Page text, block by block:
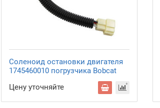
Соленоид остановки двигателя
1745460010 погрузчика Bobcat
Цену уточняйте